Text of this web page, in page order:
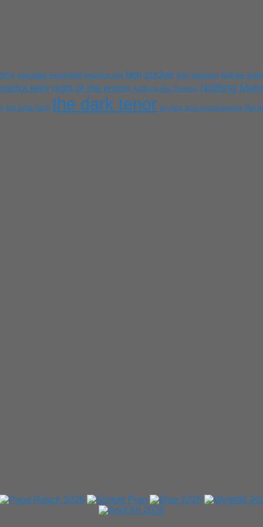
avenged sevenfold beatrice egli ben zucker billy andrews böhse
kelly night of the proms Nothing But Thieves Nothing More
the boss hoss the dark tenor the dark tenor konzertbericht the